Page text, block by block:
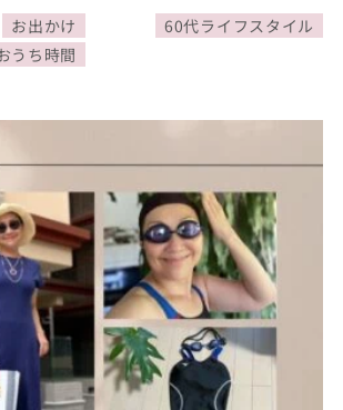
お出かけ
うち時間
60代ライフスタイル